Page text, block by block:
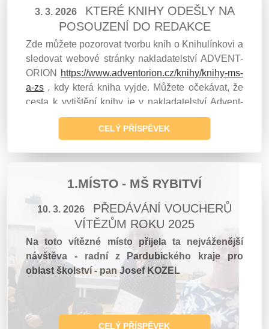
3. 3. 2026
KTERÉ KNIHY ODEŠLY NA
POSOUZENÍ DO REDAKCE
Zde můžete pozorovat tvorbu knih o Knihulínkovi a
sledovat webové stránky nakladatelství ADVENT-
ORION
https://www.adventorion.cz/knihy/knihy-ms-
a-zs , kdy která kniha vyjde. Můžete očekávat, že
cesta k vytištění knihy je v nakladatelství Advent-
Orion dlouhá - rukopis se musí posoudit a pak
navrhnout doporučení správní radě. Po úspěšném
od odeslání rukopisu můžeme předpokládat čas až
Označení dílu a přesný název rozpracovaných
témat se může změnit. Vždy bude vše aktuální
až bude rukopis dotvořen a předán na
posouzení redakci.
CELÝ PŘÍSPĚVEK
1.MÍSTO - MŠ RYBITVÍ
10. 3. 2026
PŘEDÁVÁNÍ VOUCHERŮ
VÍTĚZŮM ROKU 2025
Na toto vítězné místo přijela ta nejváženější
návštěva - radní z Pardubického kraje pro
oblast školství - pan Josef KOZEL
CELÝ PŘÍSPĚVEK